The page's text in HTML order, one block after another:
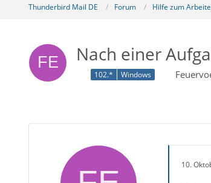
Thunderbird Mail DE Forum Hilfe zum
Nach einer
102.* Windows
10.